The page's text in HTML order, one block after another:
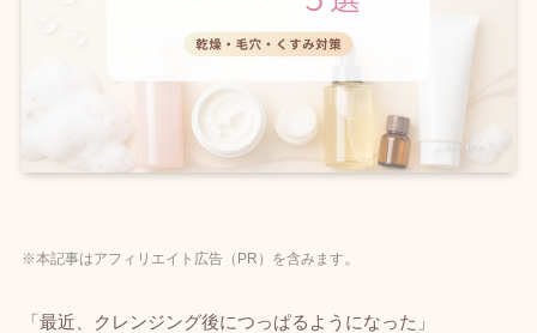
※本記事はアフィリエイト広告（PR）を含みます。
「最近、クレンジング後につっぱるようになった」